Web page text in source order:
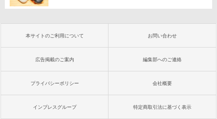
本サイトのご利用について お問い合わせ
広告掲載のご案内 編集部へのご連絡
プライバシーポリシー 会社概要
インプレスグループ 特定商取引法に基づく表示